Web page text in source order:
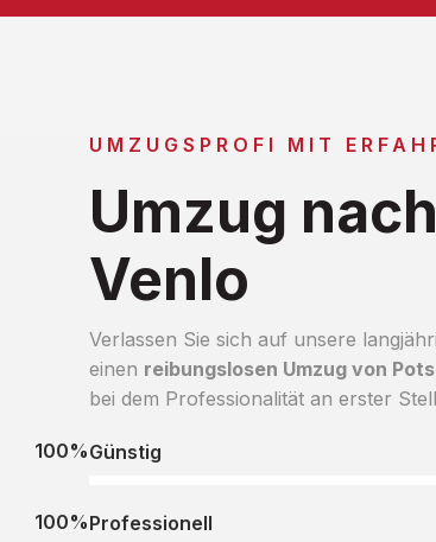
UMZUGSPROFI MIT
Umzug nach
Venlo
Verlassen Sie sich auf unsere
einen reibungslosen Umzug von
bei dem Professionalität an erster
Günstig
100%
Professionell
100%